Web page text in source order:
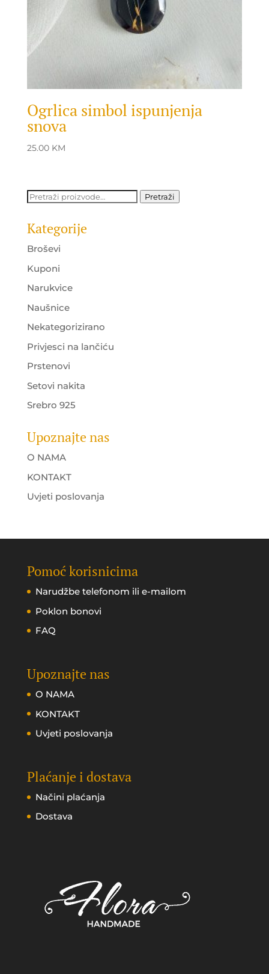
Ogrlica simbol ispunjenja
snova
25.00 KM
Pretraži: Pretraži
Kategorije
Broševi
Kuponi
Narukvice
Naušnice
Nekategorizirano
Privjesci na lančiću
Prstenovi
Setovi nakita
Srebro 925
Upoznajte nas
O NAMA
KONTAKT
Uvjeti poslovanja
Pomoć korisnicima
Narudžbe telefonom ili e-mailom
Poklon bonovi
FAQ
Upoznajte nas
O NAMA
KONTAKT
Uvjeti poslovanja
Plaćanje i dostava
Načini plaćanja
Dostava